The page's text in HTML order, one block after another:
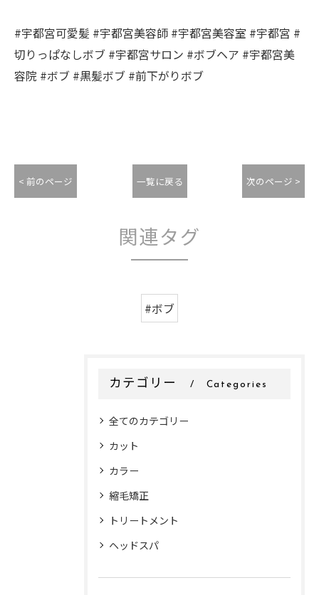
#宇都宮可愛髪 #宇都宮美容師 #宇都宮美容室 #宇都宮 #
切りっぱなしボブ #宇都宮サロン #ボブヘア #宇都宮美
容院 #ボブ #黒髪ボブ #前下がりボブ
< 前のページ 一覧に戻る 次のページ >
関連タグ
#ボブ
カテゴリー Categories
全てのカテゴリー
カット
カラー
縮毛矯正
トリートメント
ヘッドスパ